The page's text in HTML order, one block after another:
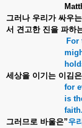
그러나 우리가 싸우는
서 견고한 진을 파하
For
세상을 이기는 이김은
for
is
그러므로 바울은”우